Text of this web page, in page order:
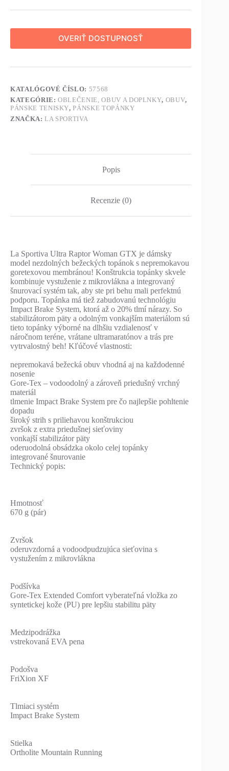
OVERIŤ DOSTUPNOSŤ
KATALÓGOVÉ ČÍSLO: 57568
KATEGÓRIE:OBLEČENIE, OBUV A DOPLNKY, OBUV,
PÁNSKE TENISKY,PÁNSKE TOPÁNKY
ZNAČKA:LA SPORTIVA
Popis
Recenzie (0)
La Sportiva Ultra Raptor Woman GTX je dámsky
model nezdolných bežeckých topánok s nepremokavou
goretexovou membránou! Konštrukcia topánky skvele
kombinuje vystuženie z mikrovlákna a integrovaný
šnurovací systém tak, aby ste pri behu mali perfektnú
podporu. Topánka má tiež zabudovanú technológiu
Impact Brake System, ktorá až o 20% tlmí nárazy. So
stabilizátorom päty a odolným vonkajším materiálom sú
tieto topánky výborné na dlhšiu vzdialenosť v
náročnom teréne, vrátane ultramaratónov a trás pre
vytrvalostný beh! Kľúčové vlastnosti:
nepremokavá bežecká obuv vhodná aj na každodenné
nosenie
Gore-Tex – vodoodolný a zároveň priedušný vrchný
materiál
tlmenie Impact Brake System pre čo najlepšie pohltenie
dopadu
široký strih s priliehavou konštrukciou
zvršok z extra priedušnej sieťoviny
vonkajší stabilizátor päty
oderuodolná obsádzka okolo celej topánky
integrované šnurovanie
Technický popis:
Hmotnosť
670 g (pár)
Zvršok
oderuvzdorná a vodoodpudzujúca sieťovina s
vystužením z mikrovlákna
Podšívka
Gore-Tex Extended Comfort vyberateľná vložka zo
syntetickej kože (PU) pre lepšiu stabilitu päty
Medzipodrážka
vstrekovaná EVA pena
Podošva
FriXion XF
Tlmiaci systém
Impact Brake System
Stielka
Ortholite Mountain Running